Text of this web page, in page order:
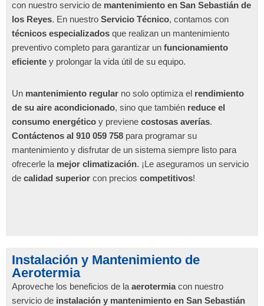
con nuestro servicio de mantenimiento en San Sebastián de
los Reyes. En nuestro Servicio Técnico, contamos con
técnicos especializados que realizan un mantenimiento
preventivo completo para garantizar un funcionamiento
eficiente y prolongar la vida útil de su equipo.
Un mantenimiento regular no solo optimiza el rendimiento
de su aire acondicionado, sino que también reduce el
consumo energético y previene costosas averías.
Contáctenos al 910 059 758 para programar su
mantenimiento y disfrutar de un sistema siempre listo para
ofrecerle la mejor climatización. ¡Le aseguramos un servicio
de calidad superior con precios competitivos!
Instalación y Mantenimiento de
Aerotermia
Aproveche los beneficios de la aerotermiacon nuestro
servicio de instalación y mantenimiento en San Sebastián